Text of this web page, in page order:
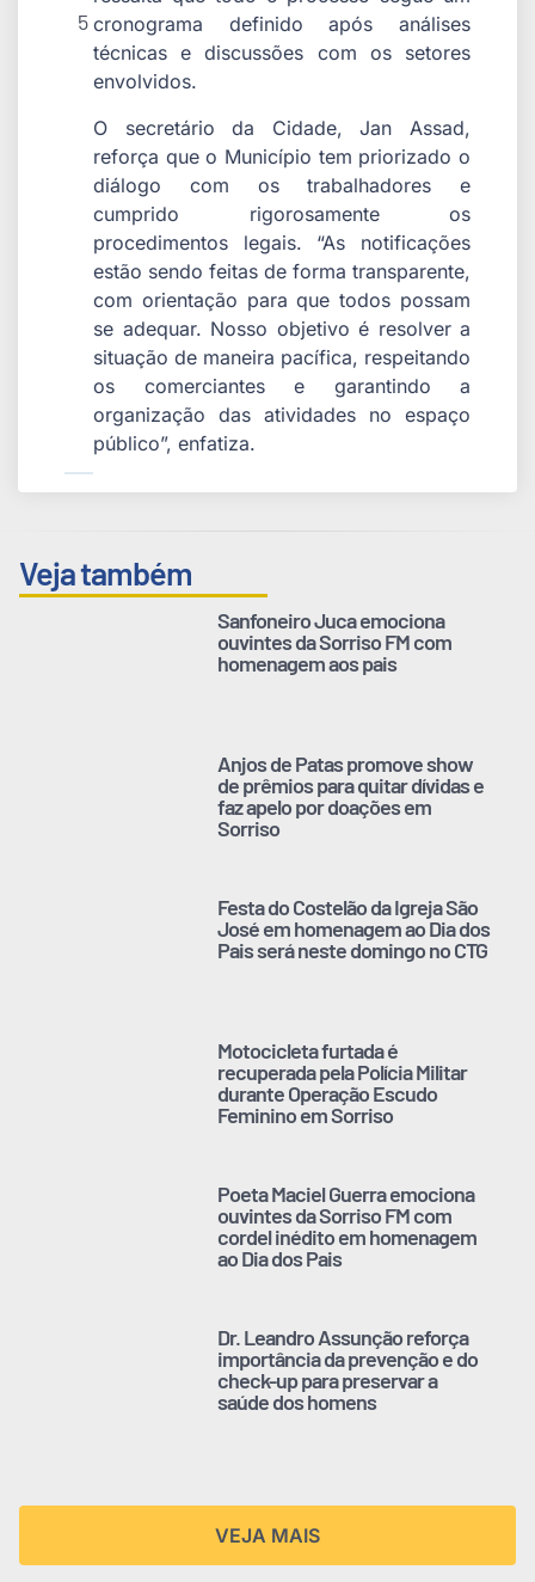
5 cronograma definido após análises
técnicas e discussões com os setores
envolvidos.
O secretário da Cidade, Jan Assad,
reforça que o Município tem priorizado o
diálogo com os trabalhadores e
cumprido rigorosamente os
procedimentos legais. “As notificações
estão sendo feitas de forma transparente,
com orientação para que todos possam
se adequar. Nosso objetivo é resolver a
situação de maneira pacífica, respeitando
os comerciantes e garantindo a
organização das atividades no espaço
público”, enfatiza.
Veja também
Sanfoneiro Juca emociona
ouvintes da Sorriso FM com
homenagem aos pais
Anjos de Patas promove show
de prêmios para quitar dívidas e
faz apelo por doações em
Sorriso
Festa do Costelão da Igreja São
José em homenagem ao Dia dos
Pais será neste domingo no CTG
Motocicleta furtada é
recuperada pela Polícia Militar
durante Operação Escudo
Feminino em Sorriso
Poeta Maciel Guerra emociona
ouvintes da Sorriso FM com
cordel inédito em homenagem
ao Dia dos Pais
Dr. Leandro Assunção reforça
importância da prevenção e do
check-up para preservar a
saúde dos homens
VEJA MAIS